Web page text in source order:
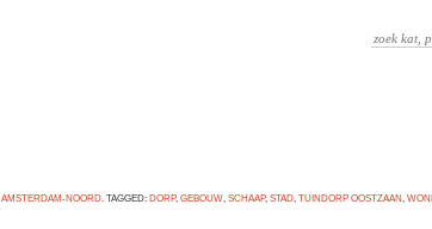
AMSTERDAM-NOORD. TAGGED: DORP, GEBOUW, SCHAAP, STAD, TUINDORP OOSTZAAN,